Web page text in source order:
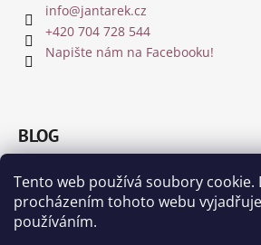
Tento web používá soubory cookie.
procházením tohoto webu
používáním.
info@jantarek.cz
+420 704 728 544
Napište nám na Facebooku!
BLOG
Jakou barvu jantaru zvolit?
8.12.2018
Čištění a nabíjení jantaru a